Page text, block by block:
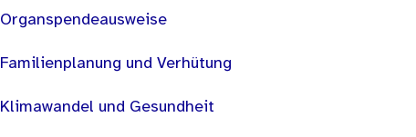
Organspendeausweise
Familienplanung und Verhütung
Klimawandel und Gesundheit